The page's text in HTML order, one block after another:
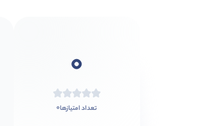
0
تعداد امتیازها0